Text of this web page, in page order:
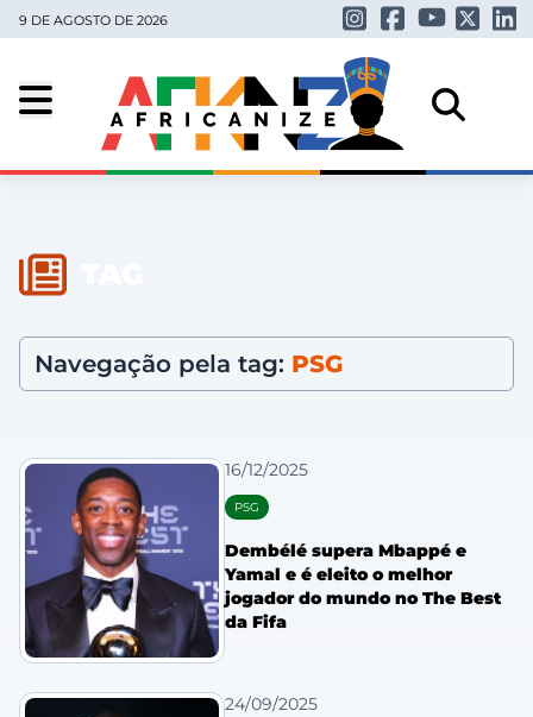
9 DE AGOSTO DE 2026
Navegação pela tag: PSG
16/12/2025
PSG
Dembélé supera Mbappé e
Yamal e é eleito o melhor
jogador do mundo no The Best
da Fifa
24/09/2025